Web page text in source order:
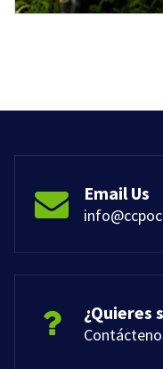
Email Us
¿Quieres